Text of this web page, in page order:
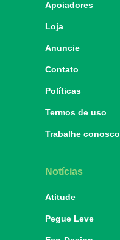
Apoiadores
Loja
Anuncie
Contato
Políticas
Termos de uso
Trabalhe conosco
Notícias
Atitude
Pegue Leve